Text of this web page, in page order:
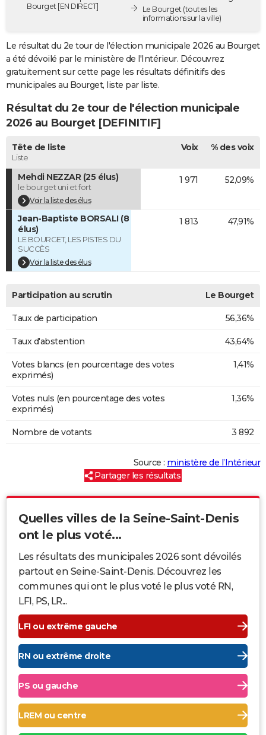
Destinations
City break
Voyage nature
Voyage de noces
Forum
BONS PLANS
CARTE DE VOEUX
Carte de Noël
Carte Bonne année
Carte Saint-Valentin
Carte Pâques
Carte d'anniversaire
DICTIONNAIRE
COPAINS D'AVANT
S'inscrire
Se connecter
Lycées
Collèges
Primaires
Universités
Entreprises
Service militaire
Avis de recherche
AVIS DE DÉCÈS
FORUM
Bricolage
Lifestyle
Culture
Sport
Auto
Television
Voyage
Cinema
Bourget [EN DIRECT]
Le Bourget (toutes les
informations sur la ville)
Le résultat du 2e tour de l'élection municipale 2026 au Bourget
a été dévoilé par le ministère de l'Intérieur. Découvrez
gratuitement sur cette page les résultats définitifs des
municipales au Bourget, liste par liste.
Résultat du 2e tour de l'élection municipale
2026 au Bourget [DEFINITIF]
Tête de liste
Liste
Voix % des voix
Mehdi NEZZAR (25 élus)
le bourget uni et fort
Voir la liste des élus
1 971 52,09%
Jean-Baptiste BORSALI (8
élus)
LE BOURGET, LES PISTES DU
SUCCÈS
Voir la liste des élus
1 813 47,91%
Participation au scrutin Le Bourget
Taux de participation 56,36%
Taux d'abstention 43,64%
Votes blancs (en pourcentage des votes
exprimés)
1,41%
Votes nuls (en pourcentage des votes
exprimés)
1,36%
Nombre de votants 3 892
Source : ministère de l’Intérieur
Partager les résultats
Quelles villes de la Seine-Saint-Denis
ont le plus voté...
Les résultats des municipales 2026 sont dévoilés
partout en Seine-Saint-Denis. Découvrez les
communes qui ont le plus voté le plus voté RN,
LFI, PS, LR...
LFI ou extrême gauche
RN ou extrême droite
PS ou gauche
LREM ou centre